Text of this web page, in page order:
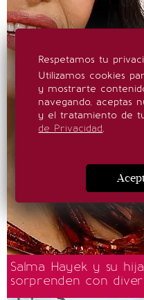
Salma Hayek y su
sorprenden con
Respetamos tu
Utilizamos cookies
y mostrarte
navegando, aceptas
y el tratamiento de
de Privacidad.